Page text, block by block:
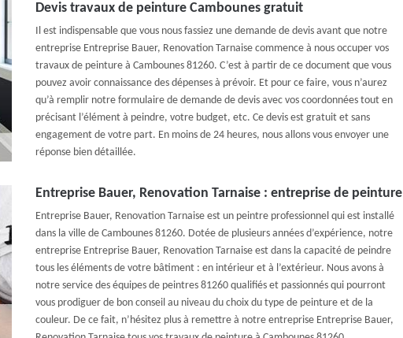
Devis travaux de peinture Cambounes gratuit
Il est indispensable que vous nous fassiez une demande de devis avant que notre
entreprise Entreprise Bauer, Renovation Tarnaise commence à nous occuper vos
travaux de peinture à Cambounes 81260. C’est à partir de ce document que vous
pouvez avoir connaissance des dépenses à prévoir. Et pour ce faire, vous n’aurez
qu’à remplir notre formulaire de demande de devis avec vos coordonnées tout en
précisant l’élément à peindre, votre budget, etc. Ce devis est gratuit et sans
engagement de votre part. En moins de 24 heures, nous allons vous envoyer une
réponse bien détaillée.
Entreprise Bauer, Renovation Tarnaise : entreprise de peinture
Entreprise Bauer, Renovation Tarnaise est un peintre professionnel qui est installé
dans la ville de Cambounes 81260. Dotée de plusieurs années d’expérience, notre
entreprise Entreprise Bauer, Renovation Tarnaise est dans la capacité de peindre
tous les éléments de votre bâtiment : en intérieur et à l’extérieur. Nous avons à
notre service des équipes de peintres 81260 qualifiés et passionnés qui pourront
vous prodiguer de bon conseil au niveau du choix du type de peinture et de la
couleur. De ce fait, n’hésitez plus à remettre à notre entreprise Entreprise Bauer,